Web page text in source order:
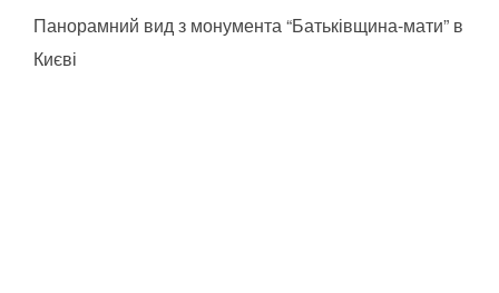
Панорамний вид з монумента “Батьківщина-мати” в
Києві